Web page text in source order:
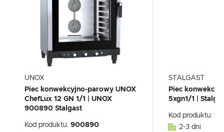
UNOX
Piec konwekcyjno-parowy UNOX
ChefLux 12 GN 1/1 | UNOX
900890 Stalgast
Kod produktu: 900890
STALGAST
Piec
5xgn1/1 |
Kod produktu:
2-3 dni